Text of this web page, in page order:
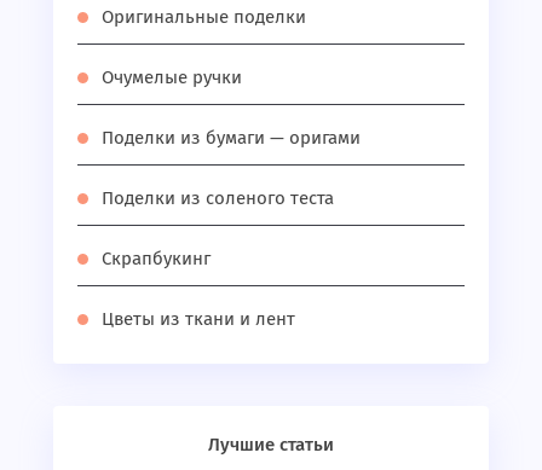
Оригинальные поделки
Очумелые ручки
Поделки из бумаги — оригами
Поделки из соленого теста
Скрапбукинг
Цветы из ткани и лент
Лучшие статьи